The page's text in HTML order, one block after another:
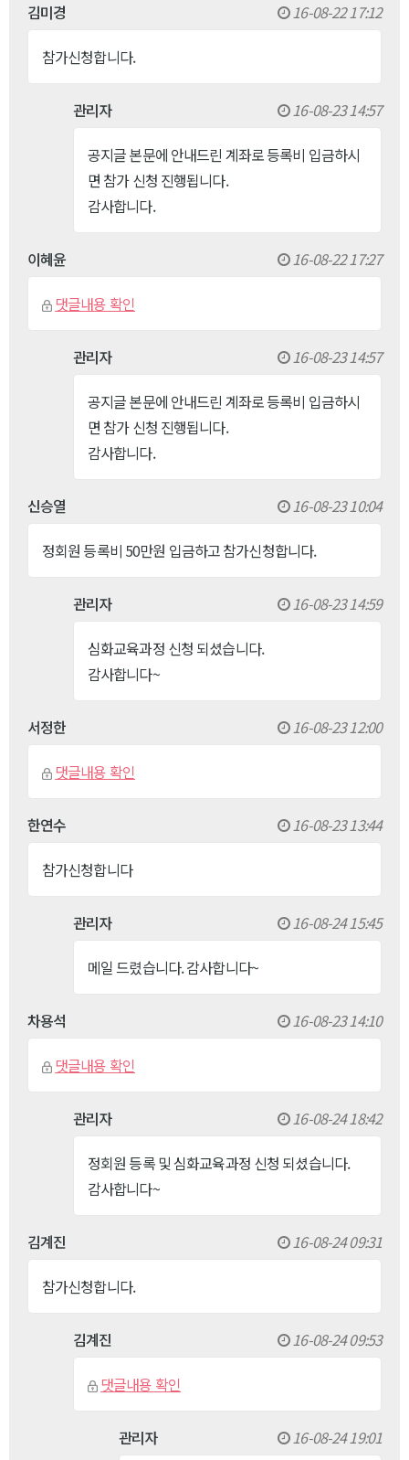
김미경 16-08-22 17:12
참가신청합니다.
관리자 16-08-23 14:57
공지글 본문에 안내드린 계좌로 등록비 입금하시
면 참가 신청 진행됩니다.
감사합니다.
이혜윤 16-08-22 17:27
댓글내용 확인
관리자 16-08-23 14:57
공지글 본문에 안내드린 계좌로 등록비 입금하시
면 참가 신청 진행됩니다.
감사합니다.
신승열 16-08-23 10:04
정회원 등록비 50만원 입금하고 참가신청합니다.
관리자 16-08-23 14:59
심화교육과정 신청 되셨습니다.
감사합니다~
서정한 16-08-23 12:00
댓글내용 확인
한연수 16-08-23 13:44
참가신청합니다
관리자 16-08-24 15:45
메일 드렸습니다. 감사합니다~
차용석 16-08-23 14:10
댓글내용 확인
관리자 16-08-24 18:42
정회원 등록 및 심화교육과정 신청 되셨습니다.
감사합니다~
김계진 16-08-24 09:31
참가신청합니다.
김계진 16-08-24 09:53
댓글내용 확인
관리자 16-08-24 19:01